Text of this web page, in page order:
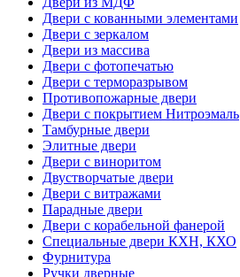
Двери с кованными элементами
Двери с зеркалом
Двери из массива
Двери с фотопечатью
Двери с терморазрывом
Противопожарные двери
Двери с покрытием Нитроэмаль
Тамбурные двери
Элитные двери
Двери с виноритом
Двустворчатые двери
Двери с витражами
Парадные двери
Двери с корабельной фанерой
Специальные двери КХН, КХО
Фурнитура
Ручки дверные